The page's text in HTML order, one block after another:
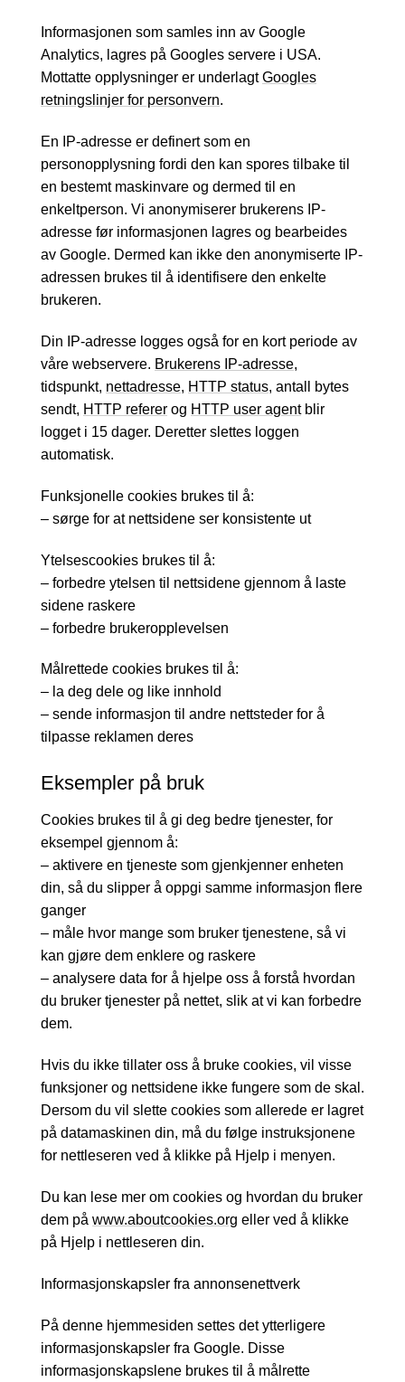
Informasjonen som samles inn av Google
Analytics, lagres på Googles servere i USA.
Mottatte opplysninger er underlagtGoogles
retningslinjer for personvern.
En IP-adresse er definert som en
personopplysning fordi den kan spores tilbake til
en bestemt maskinvare og dermed til en
enkeltperson. Vi anonymiserer brukerens IP-
adresse før informasjonen lagres og bearbeides
av Google. Dermed kan ikke den anonymiserte IP-
adressen brukes til å identifisere den enkelte
brukeren.
Din IP-adresse logges også for en kort periode av
våre webservere. Brukerens IP-adresse,
tidspunkt, nettadresse, HTTP status, antall bytes
sendt, HTTP referer og HTTP user agentblir
logget i 15 dager. Deretter slettes loggen
automatisk.
Funksjonelle cookies brukes til å:
– sørge for at nettsidene ser konsistente ut
Ytelsescookies brukes til å:
– forbedre ytelsen til nettsidene gjennom å laste
sidene raskere
– forbedre brukeropplevelsen
Målrettede cookies brukes til å:
– la deg dele og like innhold
– sende informasjon til andre nettsteder for å
tilpasse reklamen deres
Eksempler på bruk
Cookies brukes til å gi deg bedre tjenester, for
eksempel gjennom å:
– aktivere en tjeneste som gjenkjenner enheten
din, så du slipper å oppgi samme informasjon flere
ganger
– måle hvor mange som bruker tjenestene, så vi
kan gjøre dem enklere og raskere
– analysere data for å hjelpe oss å forstå hvordan
du bruker tjenester på nettet, slik at vi kan forbedre
dem.
Hvis du ikke tillater oss å bruke cookies, vil visse
funksjoner og nettsidene ikke fungere som de skal.
Dersom du vil slette cookies som allerede er lagret
på datamaskinen din, må du følge instruksjonene
for nettleseren ved å klikke på Hjelp i menyen.
Du kan lese mer om cookies og hvordan du bruker
dem på www.aboutcookies.org eller ved å klikke
på Hjelp i nettleseren din.
Informasjonskapsler fra annonsenettverk
På denne hjemmesiden settes det ytterligere
informasjonskapsler fra Google. Disse
informasjonskapslene brukes til å målrette